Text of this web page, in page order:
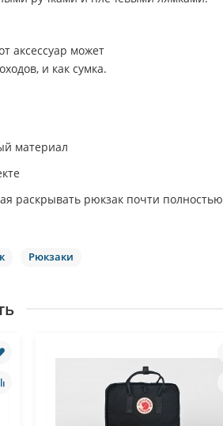
аксессуар может
и как сумка.
материал
раскрывать рюкзак почти полностью
Рюкзаки